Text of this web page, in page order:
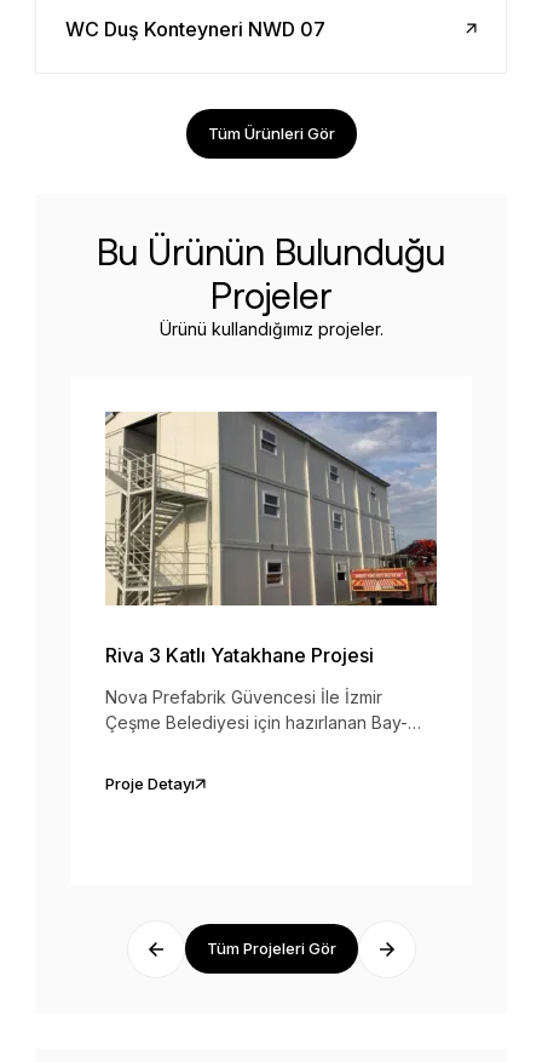
WC Duş Konteyneri NWD 07
Tüm Ürünleri Gör
Bu Ürünün Bulunduğu
Projeler
Ürünü kullandığımız projeler.
Riva 3 Katlı Yatakhane Projesi
Nova Prefabrik Güvencesi İle İzmir
Çeşme Belediyesi için hazırlanan Bay-
Proje Detayı
Tüm Projeleri Gör